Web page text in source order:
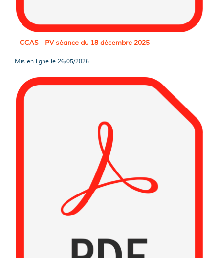
CCAS - PV séance du 18 décembre 2025
Mis en ligne le 26/05/2026